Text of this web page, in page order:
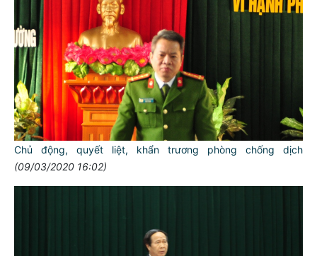
Chủ động, quyết liệt, khẩn trương phòng chống dịch
(09/03/2020 16:02)